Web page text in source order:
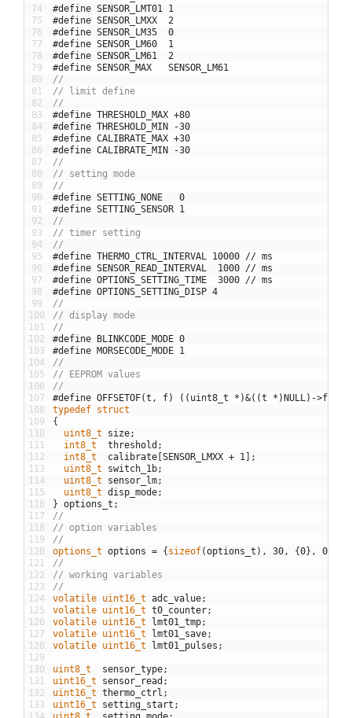
74
75
76
77
78
79
80
81
82
83
84
85
86
87
88
89
90
91
92
93
94
95
96
97
98
99
100
101
102
103
104
105
106
107
108
109
110
111
112
113
114
115
116
117
118
119
120
121
122
123
124
125
126
127
128
129
130
131
132
133
#define SENSOR_LMT01 1
#define SENSOR_LMXX  2
#define SENSOR_LM35  0
#define SENSOR_LM60  1
#define SENSOR_LM61  2
#define SENSOR_MAX   SENSOR_LM61
//
// limit define
//
#define THRESHOLD_MAX +80
#define THRESHOLD_MIN -30
#define CALIBRATE_MAX +30
#define CALIBRATE_MIN -30
//
// setting mode
//
#define SETTING_NONE   0
#define SETTING_SENSOR 1
//
// timer setting
//
#define THERMO_CTRL_INTERVAL 10000 // ms
#define SENSOR_READ_INTERVAL  1000 // ms
#define OPTIONS_SETTING_TIME  3000 // ms
#define OPTIONS_SETTING_DISP 4
//
// display mode
//
#define BLINKCODE_MODE 0
#define MORSECODE_MODE 1
//
// EEPROM values
//
#define OFFSETOF(t, f) ((uint8_t *)&((t *)NULL)->f)
typedef struct
{
uint8_t size;
int8_t threshold ;
int8_t calibrate [SENSOR_LMXX + 1 ] ;
uint8_t switch_1b;
uint8_t sensor_lm;
uint8_t disp_mode;
} options_t ;
//
// option variables
//
options_t options = {sizeof(options_t ) , 30 , {0} , 0
//
// working variables
//
volatile uint16_t adc_value;
volatile uint16_t t0_counter;
volatile uint16_t lmt01_tmp;
volatile uint16_t lmt01_save;
volatile uint16_t lmt01_pulses ;
uint8_t sensor_type;
uint16_t sensor_read ;
uint16_t thermo_ctrl ;
uint16_t setting_start ;